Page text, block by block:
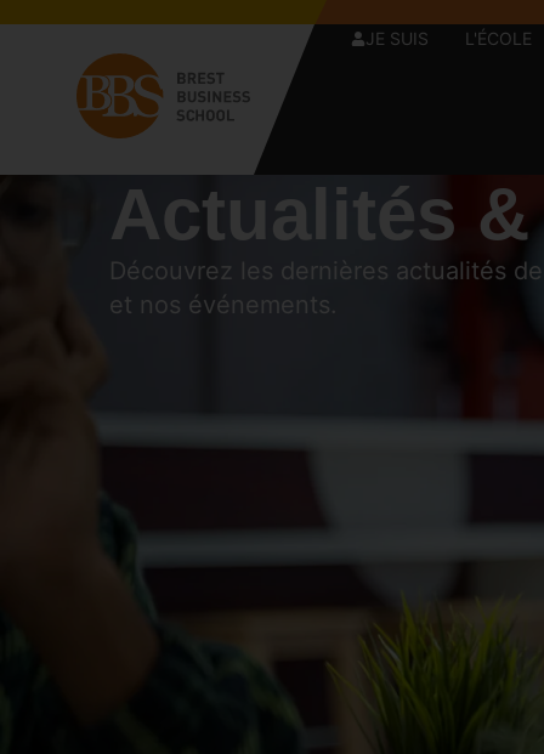
JE SUIS L'ÉCOLE
Actualités
Découvrez les dernières actualités
et nos événements.